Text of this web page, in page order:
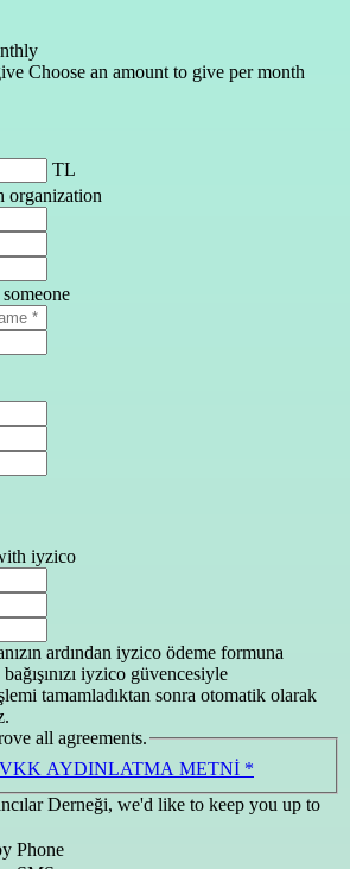
Choose an amount to give per month
organization
iyzico
ardından iyzico ödeme formuna
iyzico güvencesiyle
tamamladıktan sonra otomatik olarak
all agreements.
AYDINLATMA METNİ *
Derneği, we'd like to keep you up to
Phone